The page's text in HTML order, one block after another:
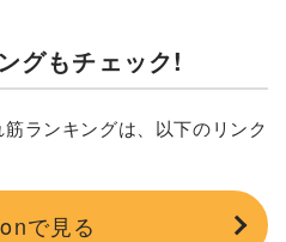
グもチェック!
ランキングは、以下のリンク
で見る